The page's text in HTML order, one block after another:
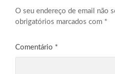
O seu endereço de email não
obrigatórios marcados com *
Comentário *